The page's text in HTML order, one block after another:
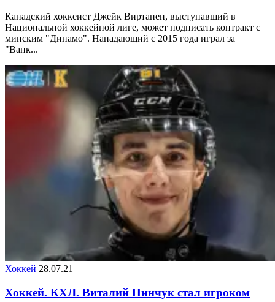
Канадский хоккеист Джейк Виртанен, выступавший в
Национальной хоккейной лиге, может подписать контракт с
минским "Динамо". Нападающий с 2015 года играл за
"Ванк...
Хоккей 28.07.21
Хоккей. КХЛ. Виталий Пинчук стал игроком